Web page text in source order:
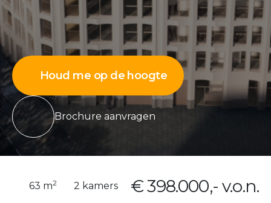
Houd me op de hoogte
Brochure aanvragen
63 m2 2 kamers € 398.000,- v.o.n.